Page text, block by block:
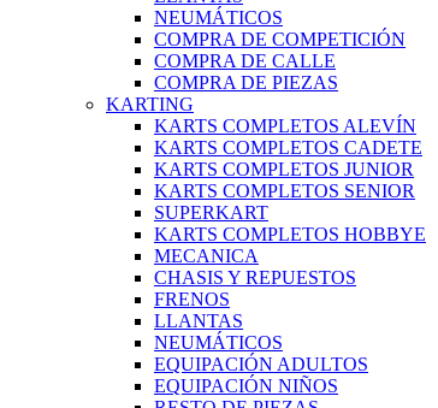
NEUMÁTICOS
COMPRA DE COMPETICIÓN
COMPRA DE CALLE
COMPRA DE PIEZAS
KARTING
KARTS COMPLETOS ALEVÍN
KARTS COMPLETOS CADETE
KARTS COMPLETOS JUNIOR
KARTS COMPLETOS SENIOR
SUPERKART
KARTS COMPLETOS HOBBYE
MECANICA
CHASIS Y REPUESTOS
FRENOS
LLANTAS
NEUMÁTICOS
EQUIPACIÓN ADULTOS
EQUIPACIÓN NIÑOS